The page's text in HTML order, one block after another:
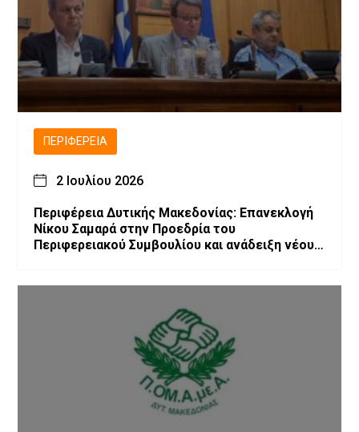
ΠΕΡΙΦΈΡΕΙΑ
2 Ιουλίου 2026
Περιφέρεια Δυτικής Μακεδονίας: Επανεκλογή
Νίκου Σαμαρά στην Προεδρία του
Περιφερειακού Συμβουλίου και ανάδειξη νέου